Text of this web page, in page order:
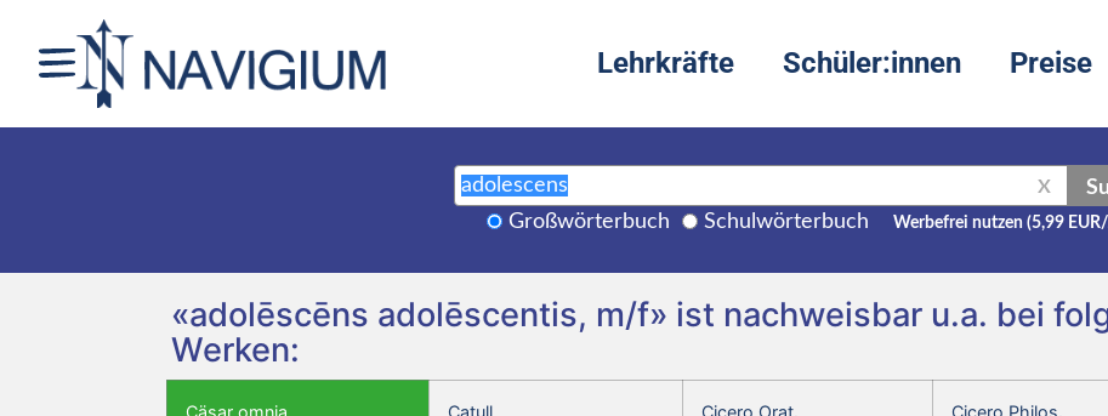
Lehrkräfte Schüler:innen Preise
X
Großwörterbuch Schulwörterbuch Werbefrei nutzen (5,99
«adolēscēns adolēscentis, m/f» ist nachweisbar u.a. bei
Werken:
Cäsar omnia Catull Cicero Orat. Cicero Philos.